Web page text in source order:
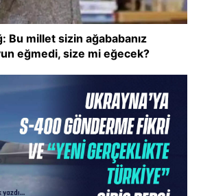
Bu millet sizin ağababanız
eğmedi, size mi eğecek?